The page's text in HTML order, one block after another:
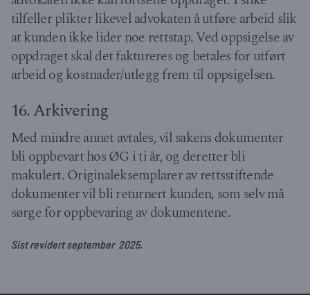
tilfeller plikter likevel advokaten å utføre arbeid slik
at kunden ikke lider noe rettstap. Ved oppsigelse av
oppdraget skal det faktureres og betales for utført
arbeid og kostnader/utlegg frem til oppsigelsen.
16. Arkivering
Med mindre annet avtales, vil sakens dokumenter
bli oppbevart hos ØG i ti år, og deretter bli
makulert. Originaleksemplarer av rettsstiftende
dokumenter vil bli returnert kunden, som selv må
sørge for oppbevaring av dokumentene.
Sist revidert september 2025.